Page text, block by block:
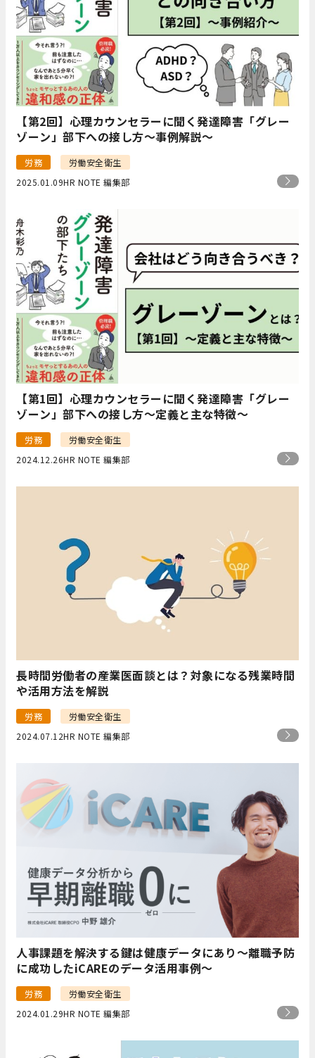
【第2回】心理カウンセラーに聞く発達障害「グレー
ゾーン」部下への接し方～事例解説～
労務
労働安全衛生
2025.01.09HR NOTE 編集部
【第1回】心理カウンセラーに聞く発達障害「グレー
ゾーン」部下への接し方～定義と主な特徴～
労務
労働安全衛生
2024.12.26HR NOTE 編集部
長時間労働者の産業医面談とは？対象になる残業時間
や活用方法を解説
労務
労働安全衛生
2024.07.12HR NOTE 編集部
人事課題を解決する鍵は健康データにあり〜離職予防
に成功したiCAREのデータ活用事例〜
労務
労働安全衛生
2024.01.29HR NOTE 編集部